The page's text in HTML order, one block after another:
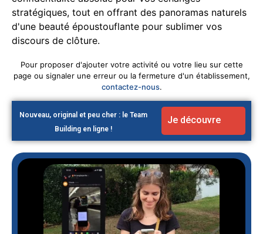
stratégiques, tout en offrant des panoramas naturels
d'une beauté époustouflante pour sublimer vos
discours de clôture.
Pour proposer d'ajouter votre activité ou votre lieu sur cette
page ou signaler une erreur ou la fermeture d'un établissement,
contactez-nous.
Nouveau, original et peu cher : le Team
Building en ligne !
Je découvre